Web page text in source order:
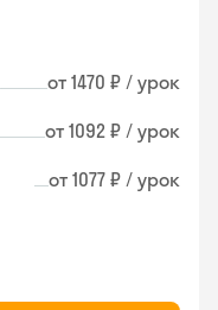
от 1470 ₽ / урок
от 1092 ₽ / урок
от 1077 ₽ / урок